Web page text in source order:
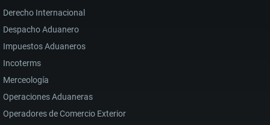
Derecho Internacional
Despacho Aduanero
Impuestos Aduaneros
Incoterms
Merceología
Operaciones Aduaneras
Operadores de Comercio Exterior